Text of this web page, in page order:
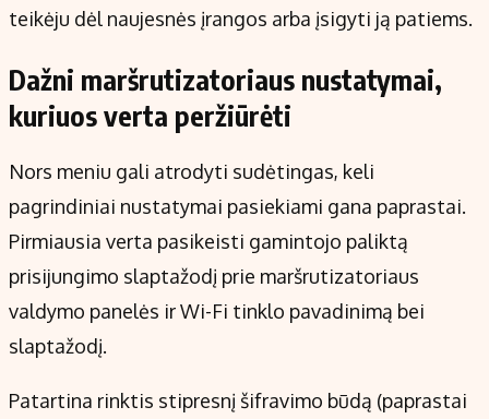
teikėju dėl naujesnės įrangos arba įsigyti ją patiems.
Dažni maršrutizatoriaus nustatymai,
kuriuos verta peržiūrėti
Nors meniu gali atrodyti sudėtingas, keli
pagrindiniai nustatymai pasiekiami gana paprastai.
Pirmiausia verta pasikeisti gamintojo paliktą
prisijungimo slaptažodį prie maršrutizatoriaus
valdymo panelės ir Wi-Fi tinklo pavadinimą bei
slaptažodį.
Patartina rinktis stipresnį šifravimo būdą (paprastai